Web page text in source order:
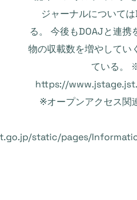
ジャーナルについて
る。 今後もDOAJと連
物の収載数を増やしてい
ている。
https://
※オープンアクセス関
static/pages/